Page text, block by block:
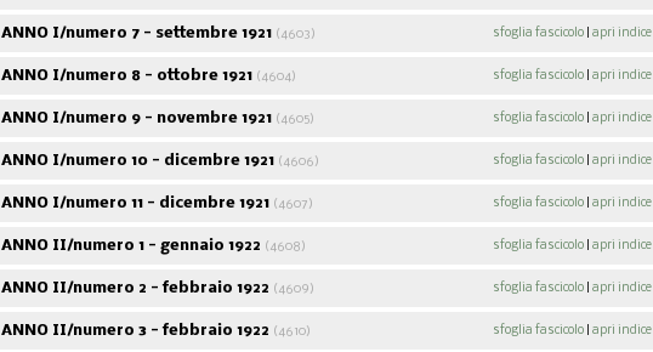
sfoglia fascicolo apri indice
ANNO I/numero 7 - settembre 1921 (4603)
sfoglia fascicolo apri indice
ANNO I/numero 8 - ottobre 1921 (4604)
sfoglia fascicolo apri indice
ANNO I/numero 9 - novembre 1921 (4605)
sfoglia fascicolo apri indice
ANNO I/numero 10 - dicembre 1921 (4606)
sfoglia fascicolo apri indice
ANNO I/numero 11 - dicembre 1921 (4607)
sfoglia fascicolo apri indice
ANNO II/numero 1 - gennaio 1922 (4608)
sfoglia fascicolo apri indice
ANNO II/numero 2 - febbraio 1922 (4609)
sfoglia fascicolo apri indice
ANNO II/numero 3 - febbraio 1922 (4610)
ABC Alfabeta